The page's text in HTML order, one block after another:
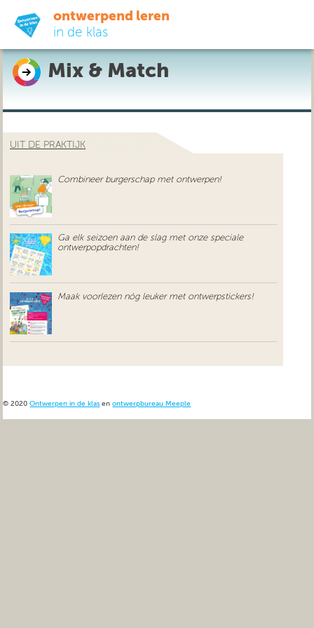
ontwerpend leren
in de klas
ready-to-go
do-it-yourself
uit de praktijk
over ons
Mix & Match
UIT DE PRAKTIJK
Combineer burgerschap met ontwerpen!
Ga elk seizoen aan de slag met onze speciale
ontwerpopdrachten!
Maak voorlezen nóg leuker met ontwerpstickers!
© 2020Ontwerpen in de klas enontwerpbureau Meeple